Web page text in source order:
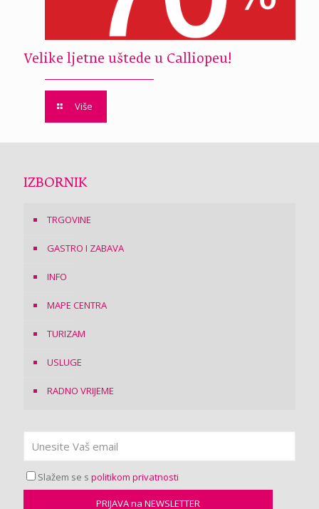
Velike ljetne uštede u Calliopeu!
Više
IZBORNIK
TRGOVINE
GASTRO I ZABAVA
INFO
MAPE CENTRA
TURIZAM
USLUGE
RADNO VRIJEME
Slažem se s politikom privatnosti